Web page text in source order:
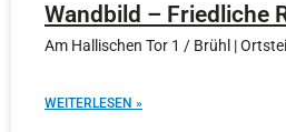
Wandbild – Friedliche
Am Hallischen Tor 1 / Brühl |
WEITERLESEN »